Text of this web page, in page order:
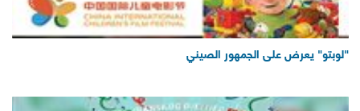
"لوبتو" يعرض على الجمهور الصيني